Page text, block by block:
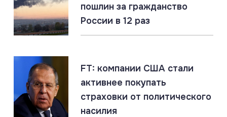
06.08.2026 #ЛНР #СВО #Сводка
ЛНР: главное за 6 августа
06.08.2026 #Гиперзвук #Киев #Ракеты
Россия накопила ракетный арсенал. Новые удары
по инфраструктуре ВСУ неизбежны
пошлин за гражданство
России в 12 раз
FT: компании США стали
активнее покупать
страховки от политического
насилия